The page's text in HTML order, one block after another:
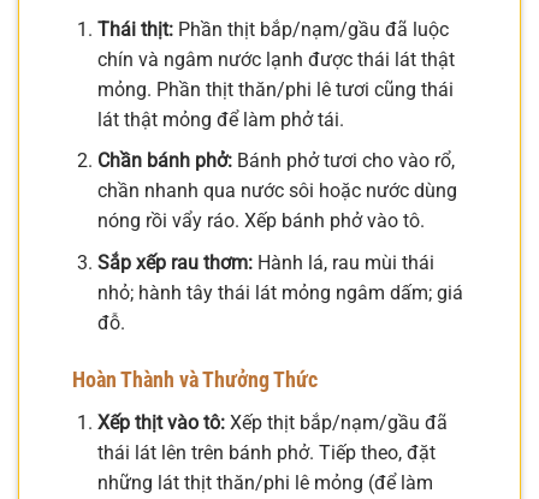
Thái thịt:Phần thịt bắp/nạm/gầu đã luộc
chín và ngâm nước lạnh được thái lát thật
mỏng. Phần thịt thăn/phi lê tươi cũng thái
lát thật mỏng để làm phở tái.
Chần bánh phở:Bánh phở tươi cho vào rổ,
chần nhanh qua nước sôi hoặc nước dùng
nóng rồi vẩy ráo. Xếp bánh phở vào tô.
Sắp xếp rau thơm:Hành lá, rau mùi thái
nhỏ; hành tây thái lát mỏng ngâm dấm; giá
đỗ.
Hoàn Thành và Thưởng Thức
Xếp thịt vào tô:Xếp thịt bắp/nạm/gầu đã
thái lát lên trên bánh phở. Tiếp theo, đặt
những lát thịt thăn/phi lê mỏng (để làm